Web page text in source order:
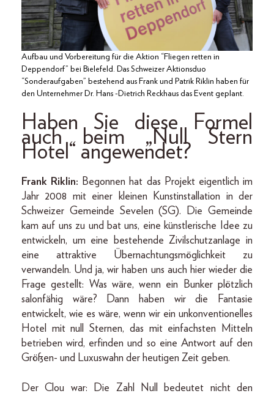
Aufbau und Vorbereitung für die Aktion “Fliegen retten in
Deppendorf” bei Bielefeld. Das Schweizer Aktionsduo
“Sonderaufgaben” bestehend aus Frank und Patrik Riklin haben für
den Unternehmer Dr. Hans -Dietrich Reckhaus das Event geplant.
Haben Sie diese Formel
auch beim „Null Stern
Hotel“ angewendet?
Frank Riklin: Begonnen hat das Projekt eigentlich im
Jahr 2008 mit einer kleinen Kunstinstallation in der
Schweizer Gemeinde Sevelen (SG). Die Gemeinde
kam auf uns zu und bat uns, eine künstlerische Idee zu
entwickeln, um eine bestehende Zivilschutzanlage in
eine attraktive Übernachtungsmöglichkeit zu
verwandeln. Und ja, wir haben uns auch hier wieder die
Frage gestellt: Was wäre, wenn ein Bunker plötzlich
salonfähig wäre? Dann haben wir die Fantasie
entwickelt, wie es wäre, wenn wir ein unkonventionelles
Hotel mit null Sternen, das mit einfachsten Mitteln
betrieben wird, erfinden und so eine Antwort auf den
Größen- und Luxuswahn der heutigen Zeit geben.
Der Clou war: Die Zahl Null bedeutet nicht den